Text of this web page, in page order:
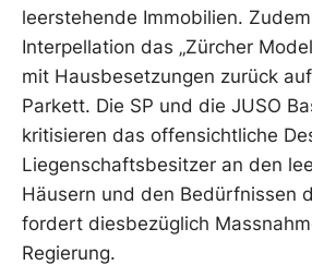
leerstehende Immobilien.
Interpellation das „Zürcher
mit Hausbesetzungen zurück
Parkett. Die SP und die JUSO
kritisieren das offensichtliche
Liegenschaftsbesitzer an den
Häusern und den Bedürfnissen
fordert diesbezüglich
Regierung.